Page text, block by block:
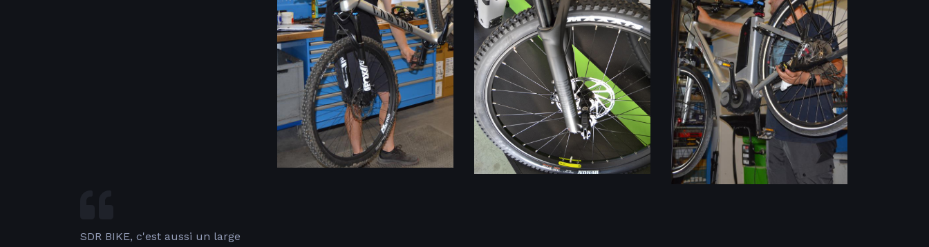
SDR BIKE, c'est aussi un large